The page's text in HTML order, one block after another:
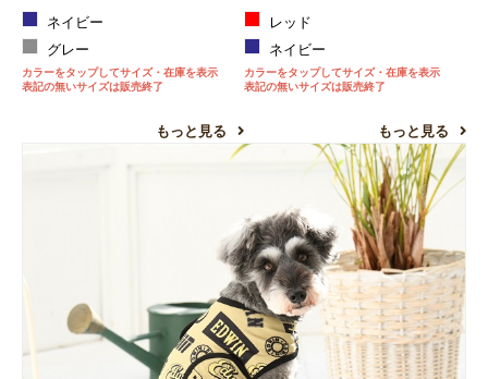
ネイビー
グレー
カラーをタップしてサイズ・在庫を表示
表記の無いサイズは販売終了
もっと見る
レッド
ネイビー
カラーをタップしてサイズ・在庫を表示
表記の無いサイズは販売終了
もっと見る